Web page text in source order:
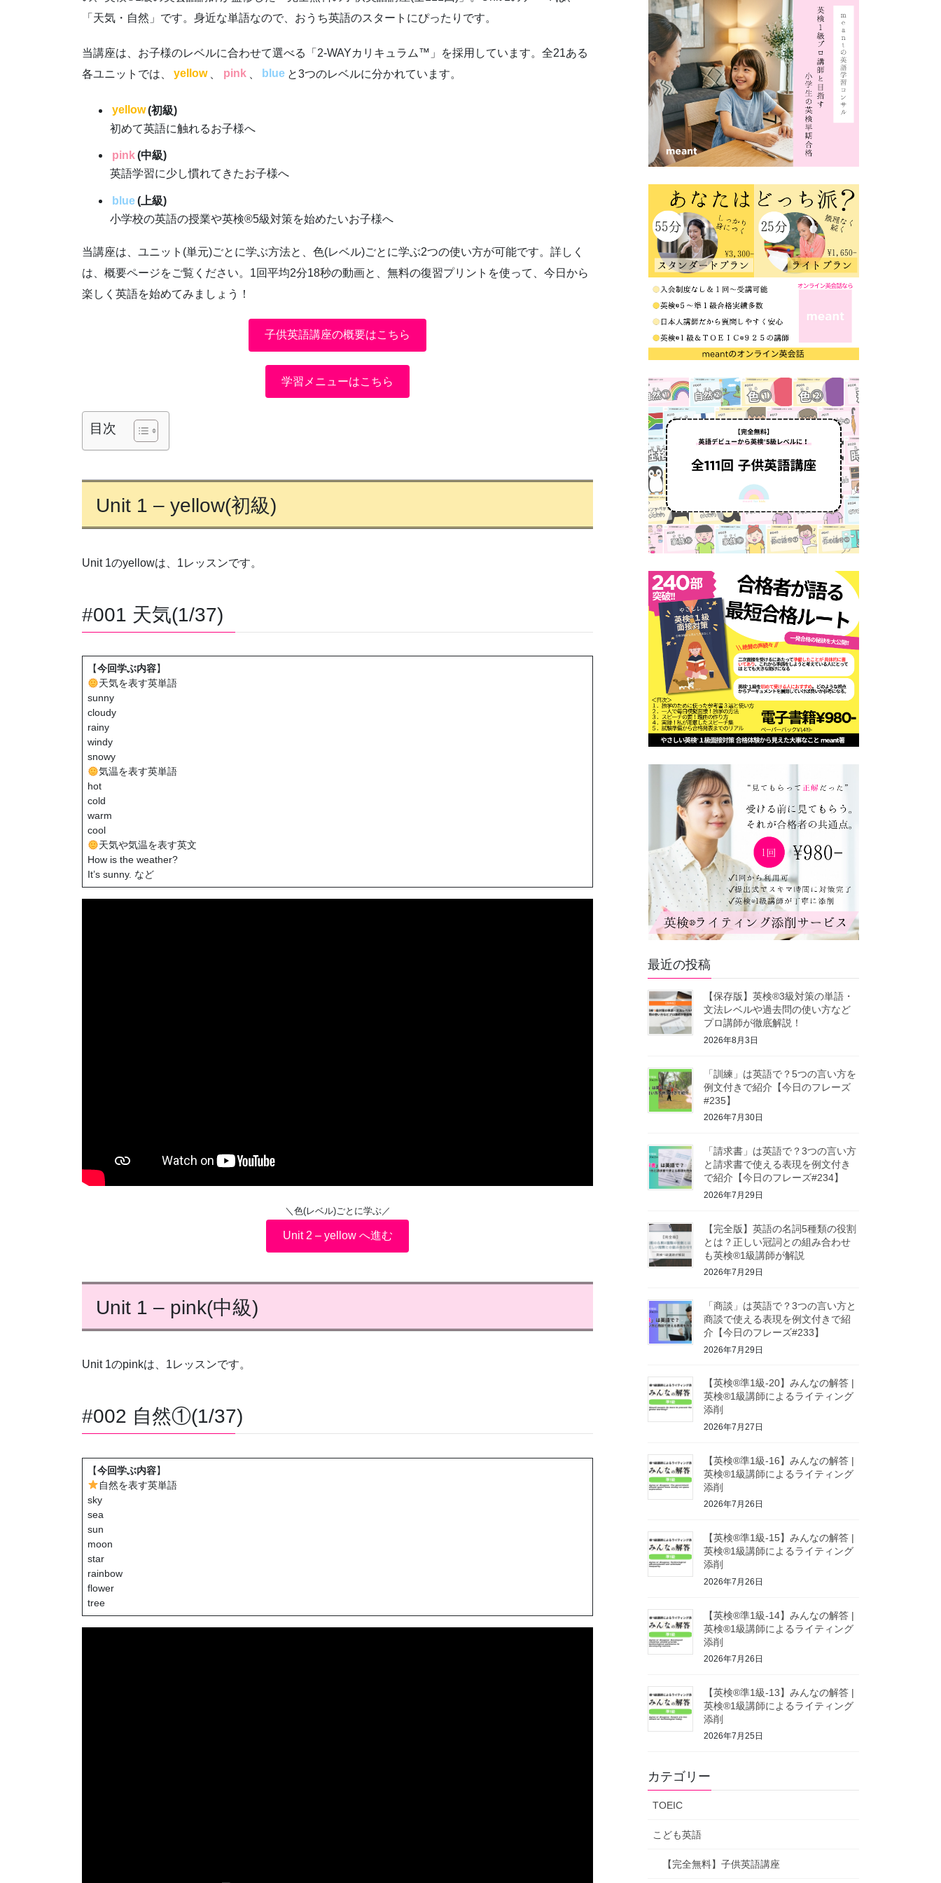
「天気・自然」です。身近な単語なので、おうち英語のスタートにぴったりです。
当講座は、お子様のレベルに合わせて選べる「2-WAYカリキュラム™」を採用しています。全21ある
各ユニットでは、
yellow pink blue と3つのレベルに分かれています。
yellow(初級)
初めて英語に触れるお子様へ
pink(中級)
英語学習に少し慣れてきたお子様へ
blue( 上級)
小学校の英語の授業や英検®5級対策を始めたいお子様へ
当講座は、ユニット(単元)ごとに学ぶ方法と、色(レベル)ごとに学ぶ2つの使い方が可能です。詳しく
は、概要ページをご覧ください。1回平均2分18秒の動画と、無料の復習プリントを使って、今日から
楽しく英語を始めてみましょう！
子供英語講座の概要はこちら
学習メニューはこちら
目次
Unit 1 – yellow(初級)
Unit 1のyellowは、1レッスンです。
#001 天気(1/37)
【今回学ぶ内容】
天気を表す英単語
sunny
cloudy
rainy
windy
snowy
気温を表す英単語
hot
cold
warm
cool
天気や気温を表す英文
How is the weather?
It’s sunny. など
＼色(レベル)ごとに学ぶ／
Unit 2 – yellow へ進む
Unit 1 – pink(中級)
Unit 1のpinkは、1レッスンです。
#002 自然①(1/37)
【今回学ぶ内容】
自然を表す英単語
sky
sea
sun
moon
star
rainbow
flower
tree
最近の投稿
【保存版】英検®3級対策の単語・
文法レベルや過去問の使い方など
プロ講師が徹底解説！
2026年8月3日
「訓練」は英語で？5つの言い方を
例文付きで紹介【今日のフレーズ
#235】
2026年7月30日
「請求書」は英語で？3つの言い方
と請求書で使える表現を例文付き
で紹介【今日のフレーズ#234】
2026年7月29日
【完全版】英語の名詞5種類の役割
とは？正しい冠詞との組み合わせ
も英検®1級講師が解説
2026年7月29日
「商談」は英語で？3つの言い方と
商談で使える表現を例文付きで紹
介【今日のフレーズ#233】
2026年7月29日
【英検®準1級-20】みんなの解答 |
英検®1級講師によるライティング
添削
2026年7月27日
【英検®準1級-16】みんなの解答 |
英検®1級講師によるライティング
添削
2026年7月26日
【英検®準1級-15】みんなの解答 |
英検®1級講師によるライティング
添削
2026年7月26日
【英検®準1級-14】みんなの解答 |
英検®1級講師によるライティング
添削
2026年7月26日
【英検®準1級-13】みんなの解答 |
英検®1級講師によるライティング
添削
2026年7月25日
カテゴリー
TOEIC
こども英語
【完全無料】子供英語講座